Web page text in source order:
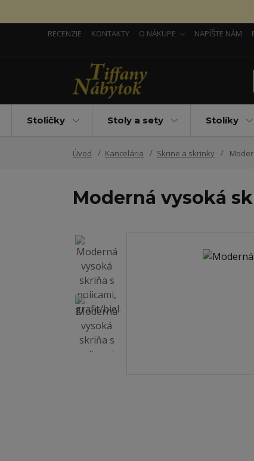
RECENZIE KONTAKTY O NÁKUPE NAPÍŠTE NÁM
Stoličky Stoly a sety Stolíky
Úvod Kancelária Skrine a skrinky
Moderná vysoká